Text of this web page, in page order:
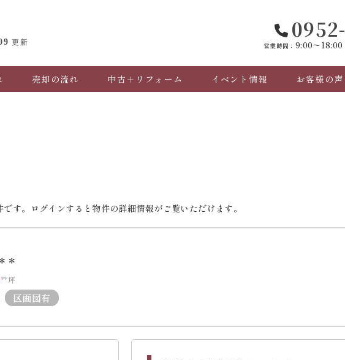
更新 営業時間： 9:00〜18:00
売却の流れ 中古＋リフォーム イベント情報 お客様の声
す。ログインすると物件の詳細情報がご覧いただけます。
＊
**坪
区画図有